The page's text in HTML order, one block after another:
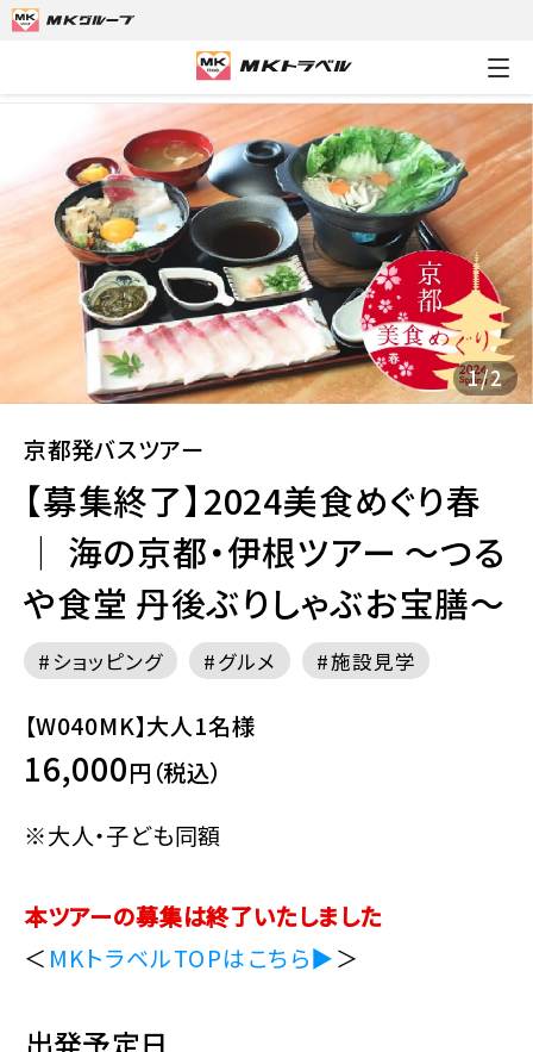
京都発バスツアー 【募集終了】2024美食め
1/2
京都発バスツアー
【募集終了】2024美食めぐり春
｜ 海の京都・伊根ツアー ～つる
や食堂 丹後ぶりしゃぶお宝膳～
ショッピング グルメ 施設見学
【W040MK】大人1名様
16,000円（税込）
※大人・子ども同額
本ツアーの募集は終了いたしました
＜ MKトラベルTOPはこちら▶＞
出発予定日